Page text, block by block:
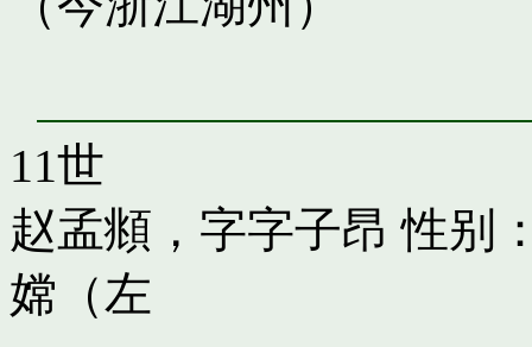
11世
赵孟頫，字字子昂 性别
嫦（左